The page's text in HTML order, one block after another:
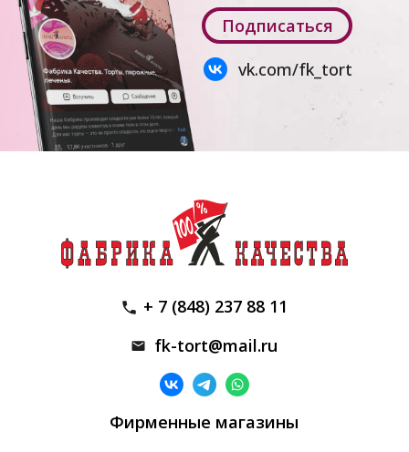
vk.com/fk_tort
Подписаться
+ 7 (848) 237 88 11
Фирменные магазины
fk-tort@mail.ru